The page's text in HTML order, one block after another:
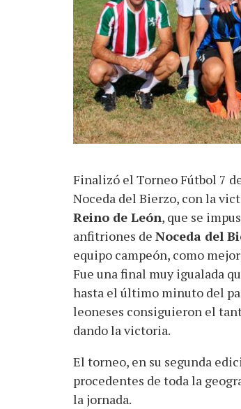
Finalizó el Torneo Fútbol 7
Noceda del Bierzo, con la
Reino de León, que se
anfitriones de Noceda del
equipo campeón, como
Fue una final muy igualada
hasta el último minuto del
leoneses consiguieron el
dando la victoria.
El torneo, en su segunda
procedentes de toda la
la jornada.